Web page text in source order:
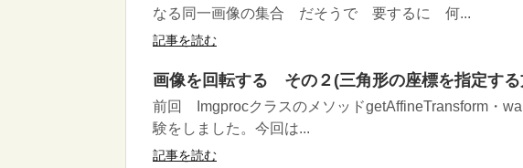
なる同一画像の集合 だそうで 要するに 何...
記事を読む
画像を回転する その２(三角形の座標を指定する
前回 ImgprocクラスのメソッドgetAffineTransform・
験をしました。今回は...
記事を読む